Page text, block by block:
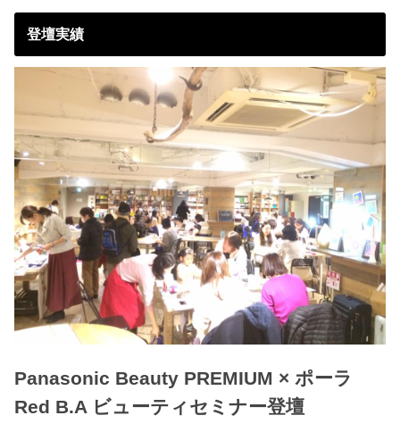
登壇実績
Panasonic Beauty PREMIUM × ポーラ
Red B.A ビューティセミナー登壇